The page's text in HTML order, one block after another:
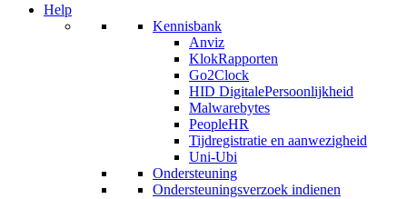
Help
Kennisbank
Anviz
KlokRapporten
Go2Clock
HID DigitalePersoonlijkheid
Malwarebytes
PeopleHR
Tijdregistratie en aanwezigheid
Uni-Ubi
Ondersteuning
Ondersteuningsverzoek indienen